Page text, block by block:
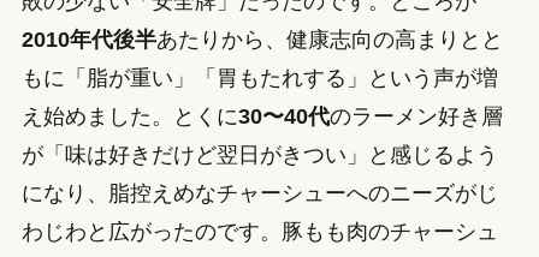
2010年代後半あたりから、健康志向の高まりとと
もに「脂が重い」「胃もたれする」という声が増
え始めました。とくに30〜40代のラーメン好き層
が「味は好きだけど翌日がきつい」と感じるよう
になり、脂控えめなチャーシューへのニーズがじ
わじわと広がったのです。豚もも肉のチャーシュ